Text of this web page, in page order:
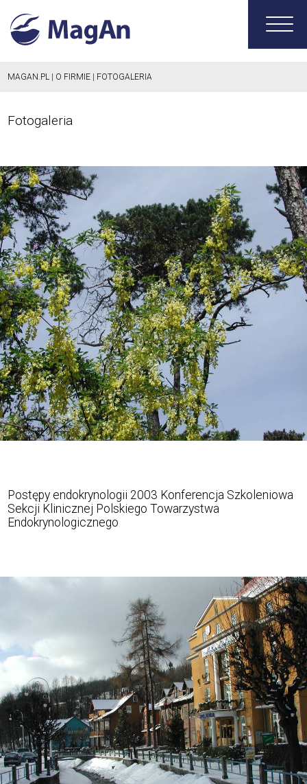
MAGAN.PL O FIRMIE FOTOGALERIA
Fotogaleria
Postępy endokrynologii 2003 Konferencja Szkoleniowa
Sekcji Klinicznej Polskiego Towarzystwa
Endokrynologicznego